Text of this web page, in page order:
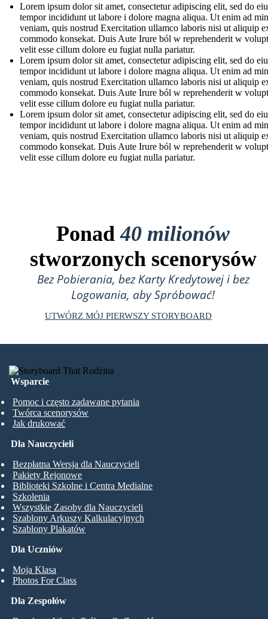
Lorem ipsum dolor sit amet, consectetur adipiscing elit, sed do
tempor incididunt ut labore i dolore magna aliqua. Ut enim ad
veniam, quis nostrud Exercitation ullamco laboris nisi ut aliquip
commodo konsekat. Duis Aute Irure ból w reprehenderit w
velit esse cillum dolore eu fugiat nulla pariatur.
Lorem ipsum dolor sit amet, consectetur adipiscing elit, sed do
tempor incididunt ut labore i dolore magna aliqua. Ut enim ad
veniam, quis nostrud Exercitation ullamco laboris nisi ut aliquip
commodo konsekat. Duis Aute Irure ból w reprehenderit w
velit esse cillum dolore eu fugiat nulla pariatur.
Lorem ipsum dolor sit amet, consectetur adipiscing elit, sed do
tempor incididunt ut labore i dolore magna aliqua. Ut enim ad
veniam, quis nostrud Exercitation ullamco laboris nisi ut aliquip
commodo konsekat. Duis Aute Irure ból w reprehenderit w
velit esse cillum dolore eu fugiat nulla pariatur.
Ponad40 milionów
stworzonych scenorysów
Bez Pobierania, bez Karty Kredytowej i bez
Logowania, aby Spróbować!
UTWÓRZ MÓJ PIERWSZY STORYBOARD
Wsparcie
Pomoc i często zadawane pytania
Twórca scenorysów
Jak drukować
Dla Uczniów
Moja Klasa
Photos For Class
Dla Nauczycieli
Bezpłatna Wersja dla Nauczycieli
Pakiety Rejonowe
Biblioteki Szkolne i Centra Medialne
Szkolenia
Wszystkie Zasoby dla Nauczycieli
Szablony Arkuszy Kalkulacyjnych
Szablony Plakatów
Dla Zespołów